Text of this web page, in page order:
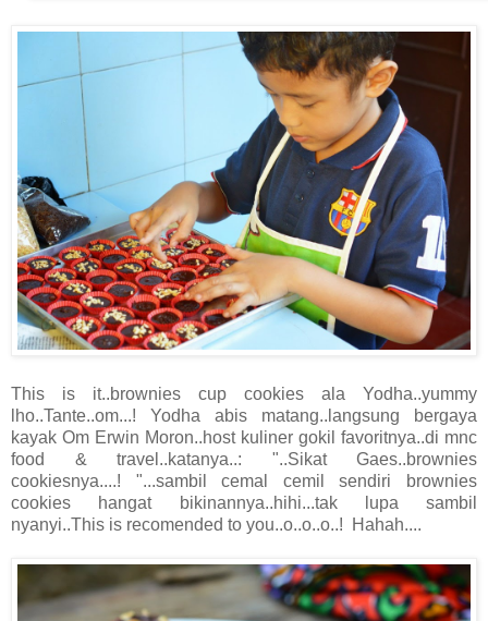
This is it..brownies cup cookies ala Yodha..yummy
lho..Tante..om...! Yodha abis matang..langsung bergaya
kayak Om Erwin Moron..host kuliner gokil favoritnya..di mnc
food & travel..katanya..: "..Sikat Gaes..brownies
cookiesnya....! "...sambil cemal cemil sendiri brownies
cookies hangat bikinannya..hihi...tak lupa sambil
nyanyi..This is recomended to you..o..o..o..! Hahah....